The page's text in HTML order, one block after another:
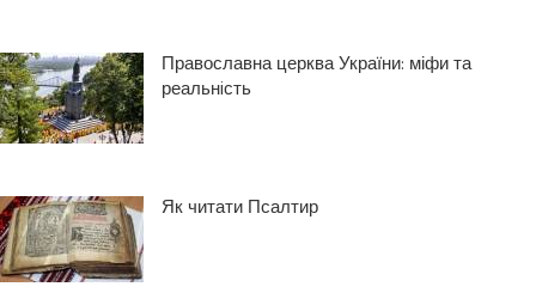
Православна церква України: міфи та
реальнiсть
Як читати Псалтир